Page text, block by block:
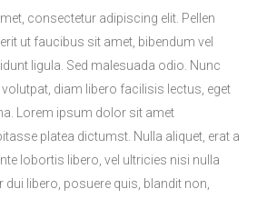
consectetur adipiscing elit. Pellen
ut faucibus sit amet, bibendum vel
ligula. Sed malesuada odio. Nunc
diam libero facilisis lectus, eget
Lorem ipsum dolor sit amet
platea dictumst. Nulla aliquet, erat a
lobortis libero, vel ultricies nisi nulla
libero, posuere quis, blandit non,